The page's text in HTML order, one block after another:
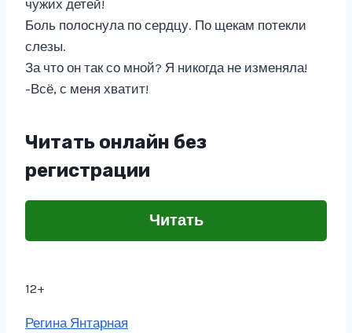
чужих детей!
Боль полоснула по сердцу. По щекам потекли
слезы.
За что он так со мной? Я никогда не изменяла!
-Всё, с меня хватит!
Читать онлайн без
регистрации
Читать
12+
Метки
Регина Янтарная